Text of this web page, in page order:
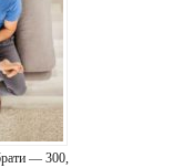
— 300,